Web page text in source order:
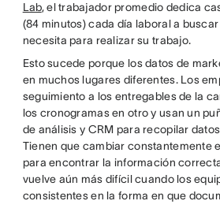
Lab, el trabajador promedio dedica
(84 minutos) cada día laboral a
necesita para realizar su trabajo.
Esto sucede porque los datos de
en muchos lugares diferentes. Los
seguimiento a los entregables de la
los cronogramas en otro y usan un
de análisis y CRM para recopilar
Tienen que cambiar constantemente
para encontrar la información
vuelve aún más difícil cuando los
consistentes en la forma en que